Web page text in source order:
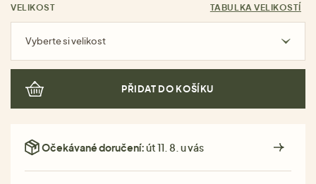
VELIKOST TABULKA VELIKOSTÍ
Vyberte si velikost
PŘIDAT DO KOŠÍKU
Očekávané doručení:út 11. 8. u vás